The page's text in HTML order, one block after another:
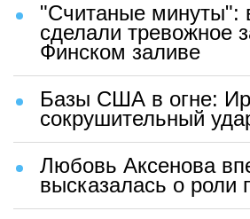
"Считаные минуты":
сделали тревожное
Финском заливе
Базы США в огне:
сокрушительный
Любовь Аксенова
высказалась о роли